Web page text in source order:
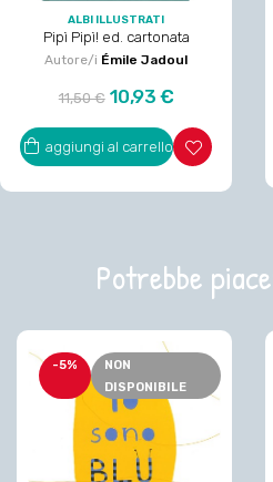
ALBI ILLUSTRATI
Pipì Pipì! ed. cartonata
Autore/i Émile Jadoul
Prezzo
regolare
11,50 € Prezzo
10,93 €
aggiungi al carrello
Potrebbe
-5%
NON
DISPONIBILE